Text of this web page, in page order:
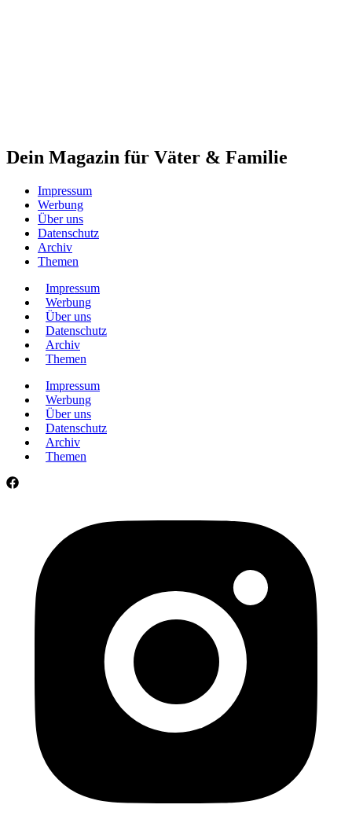
Dein Magazin für Väter & Familie
Impressum
Werbung
Über uns
Datenschutz
Archiv
Themen
Impressum
Werbung
Über uns
Datenschutz
Archiv
Themen
Impressum
Werbung
Über uns
Datenschutz
Archiv
Themen